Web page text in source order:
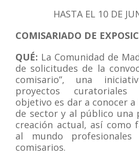
HASTA EL 10 DE
COMISARIADO DE
QUÉ: La Comunidad de
de solicitudes de la
comisario”, una
proyectos
objetivo es dar a conocer
de sector y al público una
creación actual, así como
al mundo
comisarios.